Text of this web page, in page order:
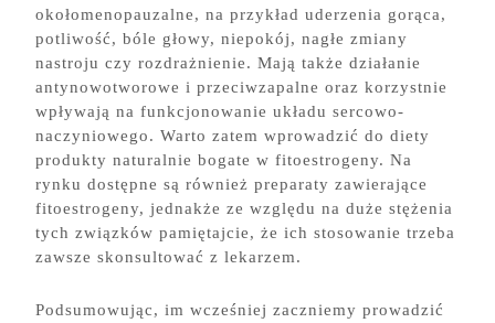
okołomenopauzalne, na przykład uderzenia gorąca,
potliwość, bóle głowy, niepokój, nagłe zmiany
nastroju czy rozdrażnienie. Mają także działanie
antynowotworowe i przeciwzapalne oraz korzystnie
wpływają na funkcjonowanie układu sercowo-
naczyniowego. Warto zatem wprowadzić do diety
produkty naturalnie bogate w fitoestrogeny. Na
rynku dostępne są również preparaty zawierające
fitoestrogeny, jednakże ze względu na duże stężenia
tych związków pamiętajcie, że ich stosowanie trzeba
zawsze skonsultować z lekarzem.
Podsumowując, im wcześniej zaczniemy prowadzić